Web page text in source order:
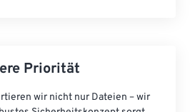
Priorität
wir nicht nur Dateien – wir